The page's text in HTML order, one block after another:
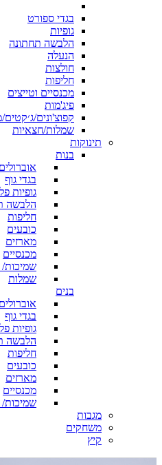
בגדי ספורט
גופיות
הלבשה תחתונה
הנעלה
חולצות
חליפות
מכנסיים וטייצים
פיג'מות
קפוצ'ונים/
שמלות/חצאיות
תינוקות
בנות
אוברולים
בגדי גוף
גופיות
הלבשה
חליפות
כובעים
מארזים
מכנסיים
שמיכות/
שמלות
בנים
אוברולים
בגדי גוף
גופיות
הלבשה
חליפות
כובעים
מארזים
מכנסיים
שמיכות/
מגבות
משחקים
קיץ